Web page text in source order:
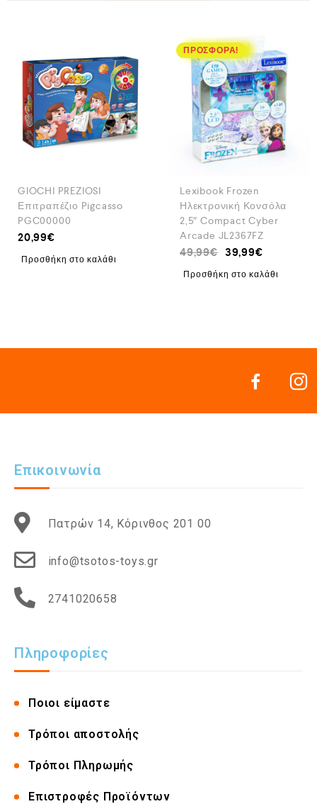
GIOCHI PREZIOSI
Επιτραπέζιο Pigcasso
PGC00000
20,99€
Προσθήκη στο καλάθι
ΠΡΟΣΦΟΡΆ!
Lexibook Frozen
Ηλεκτρονική Κονσόλα
2,5″ Compact Cyber
Arcade JL2367FZ
49,99€ 39,99€
Προσθήκη στο καλάθι
Επικοινωνία
Πατρών 14, Κόρινθος 201 00
info@tsotos-toys.gr
2741020658
Πληροφορίες
Ποιοι είμαστε
Τρόποι αποστολής
Τρόποι Πληρωμής
Επιστροφές Προϊόντων